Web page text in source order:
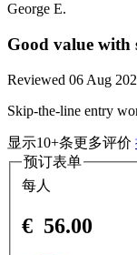
George E.
Good value with
Reviewed 06 Aug
Skip-the-line entry
显示10+条更多评价
预订表单
每人
€ 56.00